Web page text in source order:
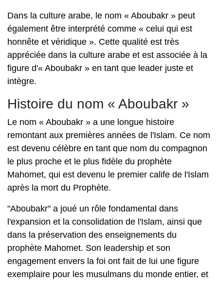
Dans la culture arabe, le nom « Aboubakr » peut
également être interprété comme « celui qui est
honnête et véridique ». Cette qualité est très
appréciée dans la culture arabe et est associée à la
figure d'« Aboubakr » en tant que leader juste et
intègre.
Histoire du nom « Aboubakr »
Le nom « Aboubakr » a une longue histoire
remontant aux premières années de l'Islam. Ce nom
est devenu célèbre en tant que nom du compagnon
le plus proche et le plus fidèle du prophète
Mahomet, qui est devenu le premier calife de l'Islam
après la mort du Prophète.
"Aboubakr" a joué un rôle fondamental dans
l'expansion et la consolidation de l'Islam, ainsi que
dans la préservation des enseignements du
prophète Mahomet. Son leadership et son
engagement envers la foi ont fait de lui une figure
exemplaire pour les musulmans du monde entier, et